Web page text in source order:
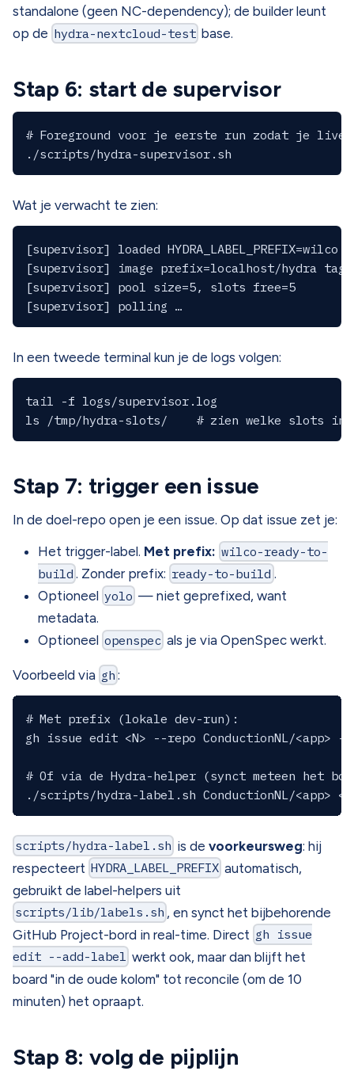
standalone (geen NC-dependency); de builder leunt
op de hydra-nextcloud-test base.
Stap 6: start de supervisor
# Foreground voor je eerste run zodat je live
Wat je verwacht te zien:
[supervisor] loaded
[supervisor] image prefix=localhost/hydra
[supervisor] pool size=5, slots free=5
In een tweede terminal kun je de logs volgen:
tail -f logs/supervisor.log
Stap 7: trigger een issue
In de doel-repo open je een issue. Op dat issue zet je:
Het trigger-label. Met prefix: wilco-ready-to-
build . Zonder prefix: ready-to-build .
Optioneel yolo — niet geprefixed, want
metadata.
Optioneel openspec als je via OpenSpec werkt.
Voorbeeld via gh :
# Met prefix (lokale dev-run):
gh issue edit <N> --repo ConductionNL/
# Of via de Hydra-helper (synct meteen het
scripts/hydra-label.sh is devoorkeursweg: hij
respecteert HYDRA_LABEL_PREFIX automatisch,
gebruikt de label-helpers uit
scripts/lib/labels.sh , en synct het bijbehorende
GitHub Project-bord in real-time. Direct gh issue
edit --add-label werkt ook, maar dan blijft het
board "in de oude kolom" tot reconcile (om de 10
minuten) het opraapt.
Stap 8: volg de pijplijn